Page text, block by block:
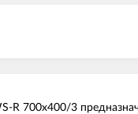
700х400/3